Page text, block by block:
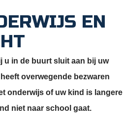
EN
u in de buurt sluit aan bij uw
overwegende bezwaren
onderwijs of uw kind is langere
niet naar school gaat.